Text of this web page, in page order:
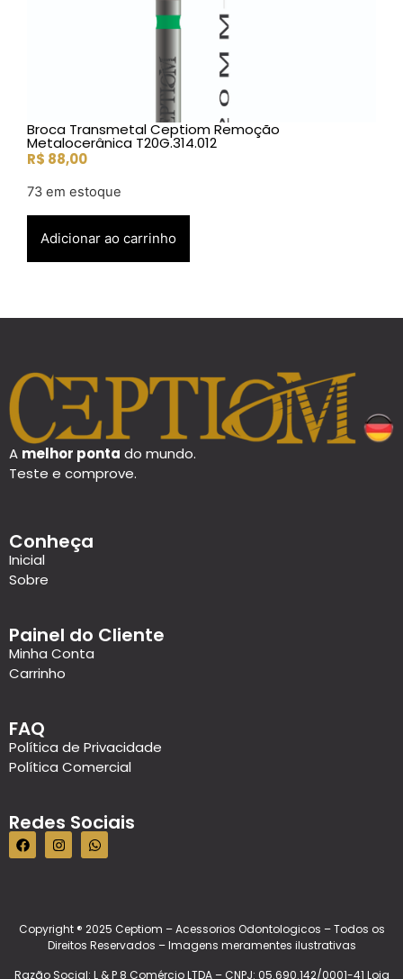
Broca Transmetal Ceptiom Remoção
Metalocerânica T20G.314.012
R$ 88,00
73 em estoque
Adicionar ao carrinho
A melhor ponta do mundo.
Teste e comprove.
Conheça
Inicial
Sobre
Painel do Cliente
Minha Conta
Carrinho
FAQ
Política de Privacidade
Política Comercial
Redes Sociais
Copyright ® 2025 Ceptiom – Acessorios Odontologicos – Todos os
Direitos Reservados – Imagens meramentes ilustrativas
Razão Social: L & P 8 Comércio LTDA – CNPJ: 05.690.142/0001-41 Loja